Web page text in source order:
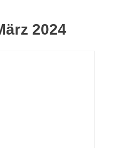
2024